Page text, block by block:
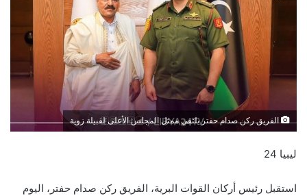
الفريق ركن صدام حفتر يلتقي ممثل المجلس الأعلى لقبيلة زوية
ليبيا 24
استقبل رئيس أركان القوات البرية، الفريق ركن صدام حفتر، اليوم